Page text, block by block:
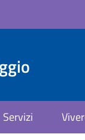
Servizi